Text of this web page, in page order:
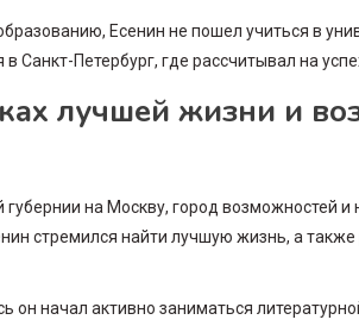
Есенин не пошел учиться в
Санкт-Петербург, где рассчитывал на
лучшей жизни и
на Москву, город возможностей и
стремился найти лучшую жизнь, а
он начал активно заниматься